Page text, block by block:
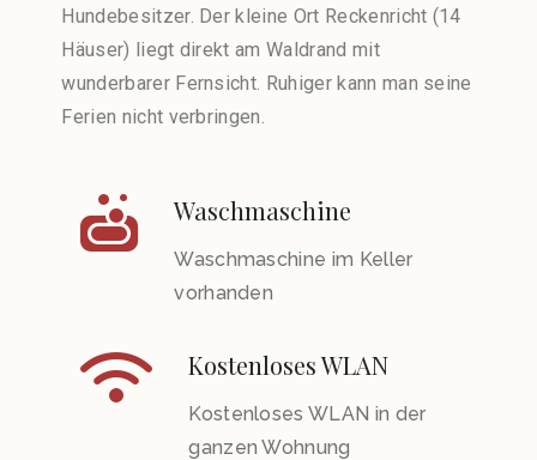
Hundebesitzer. Der kleine Ort Reckenricht (14
Häuser) liegt direkt am Waldrand mit
wunderbarer Fernsicht. Ruhiger kann man seine
Ferien nicht verbringen.
Waschmaschine
Waschmaschine im Keller
vorhanden
Kostenloses WLAN
Kostenloses WLAN in der
ganzen Wohnung